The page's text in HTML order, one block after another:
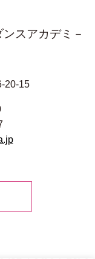
スアカデミ－
20-15